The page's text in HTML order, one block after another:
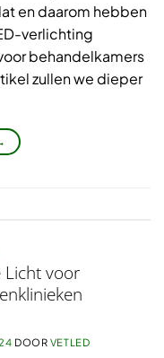
en daarom hebben
verlichting
behandelkamers
zullen we dieper
Licht voor
DOOR VETLED